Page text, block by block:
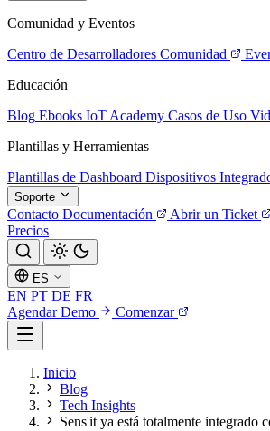
Comunidad y Eventos
Centro de Desarrolladores Comunidad
Educación
Blog Ebooks IoT Academy Casos de Uso
Plantillas y Herramientas
Plantillas de Dashboard Dispositivos
Soporte
Contacto Documentación Abrir un Ticket
Precios
ES
EN PT DE FR
Agendar Demo
Comenzar
Inicio
Blog
Tech Insights
Sens'it ya está totalmente integrado